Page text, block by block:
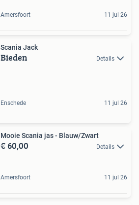
Amersfoort 11 jul 26
Scania Jack
Bieden Details
Enschede 11 jul 26
Mooie Scania jas - Blauw/Zwart
€ 60,00 Details
Amersfoort 11 jul 26